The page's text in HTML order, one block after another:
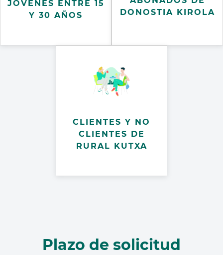
JÓVENES ENTRE 15
Y 30 AÑOS
DONOSTIA KIROLA
CLIENTES Y NO
CLIENTES DE
RURAL KUTXA
Plazo de solicitud